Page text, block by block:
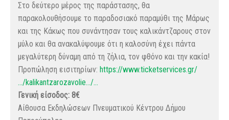
Στο δεύτερο μέρος της παράστασης, θα
παρακολουθήσουμε το παραδοσιακό παραμύθι της Μάρως
και της Κάκως που συνάντησαν τους καλικάντζαρους στον
μύλο και θα ανακαλύψουμε ότι η καλοσύνη έχει πάντα
μεγαλύτερη δύναμη από τη ζήλια, τον φθόνο και την κακία!
Προπώληση εισιτηρίων: https://www.ticketservices.gr/
…/kalikantzarozavolie…/…
Γενική είσοδος: 8€
Αίθουσα Εκδηλώσεων Πνευματικού Κέντρου Δήμου